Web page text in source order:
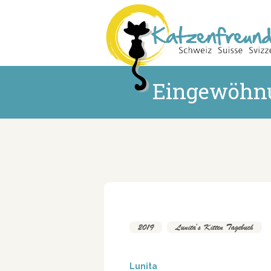
2019 Lunita's Kitten Tagebuch
Lunita